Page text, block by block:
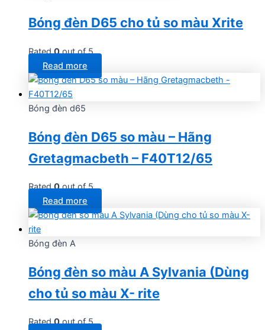
Bóng đèn D65 cho tủ so màu Xrite
Rated0out of 5
Read more
Bóng đèn d65
Bóng đèn D65 so màu – Hãng
Gretagmacbeth – F40T12/65
Rated0out of 5
Read more
Bóng đèn A
Bóng đèn so màu A Sylvania (Dùng
cho tủ so màu X- rite
Rated0out of 5